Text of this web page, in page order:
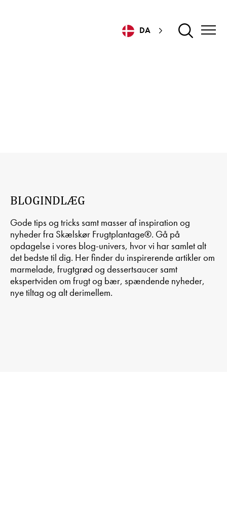
DA
BLOGINDLÆG
Gode tips og tricks samt masser af inspiration og
nyheder fra Skælskør Frugtplantage®. Gå på
opdagelse i vores blog-univers, hvor vi har samlet alt
det bedste til dig. Her finder du inspirerende artikler om
marmelade, frugtgrød og dessertsaucer samt
ekspertviden om frugt og bær, spændende nyheder,
nye tiltag og alt derimellem.